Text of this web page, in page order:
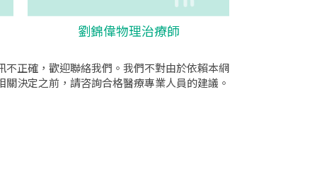
劉錦偉物理治療師
正確，歡迎聯絡我們。我們不對由於依賴本網
決定之前，請咨詢合格醫療專業人員的建議。